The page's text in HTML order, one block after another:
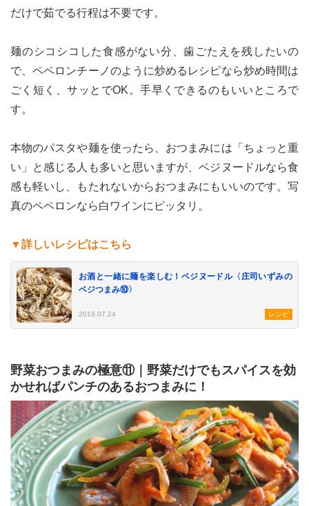
だけで茹でる行程は不要です。
麺のシコシコした食感がない分、歯ごたえを残したいの
で、ペペロンチーノのように炒めるレシピなら炒め時間は
ごく短く、サッとでOK。手早くできるのもいいところで
す。
本物のパスタや麺を使ったら、おつまみには「ちょっと重
い」と感じる人も多いと思いますが、ベジヌードルなら食
感も軽いし、もたれないからおつまみにもいいのです。写
真のペペロンなら白ワインにピッタリ。
▼詳しいレシピはこちら
お酒と一緒に麺を楽しむ！ベジヌードル〈庄司いずみの
ベジつまみ⑩〉
2019.07.24 レシピ
野菜おつまみの極意⑪｜野菜だけでもスパイスを効
かせればパンチのあるおつまみに！